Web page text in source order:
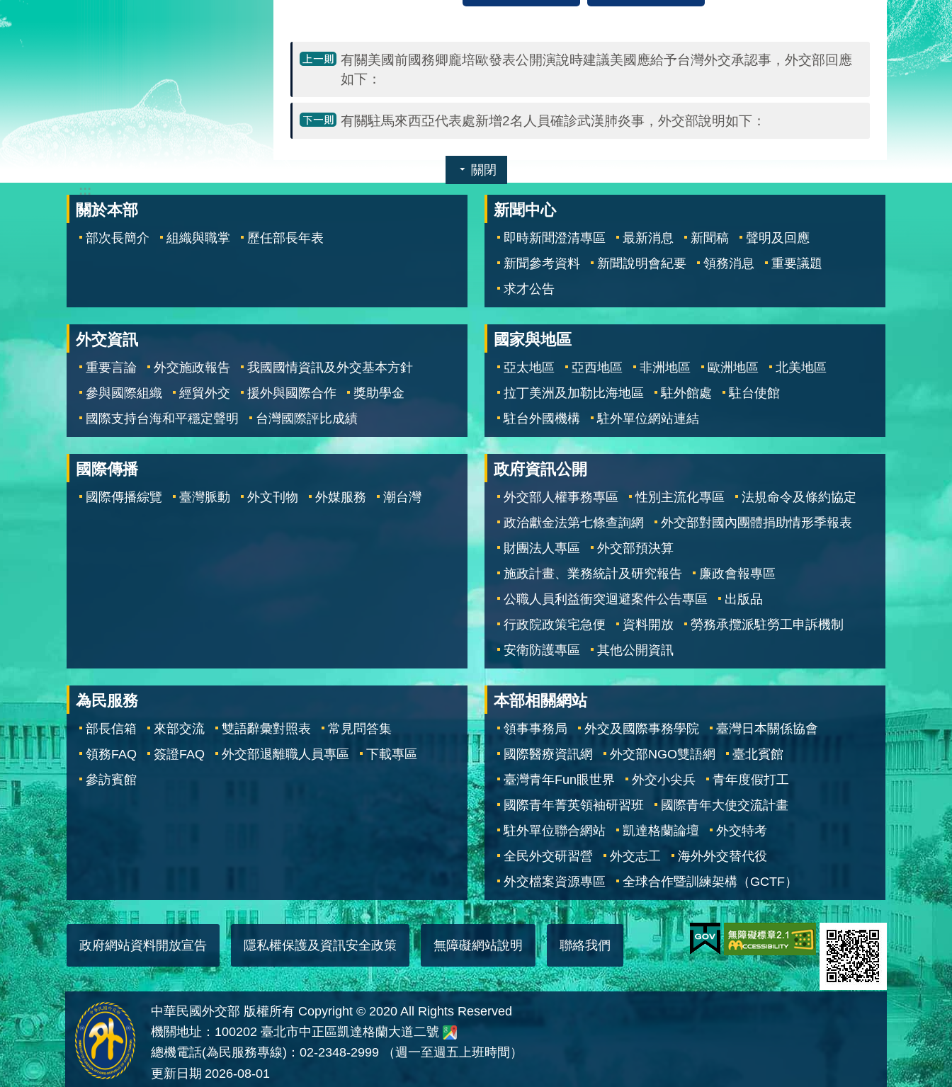
有關美國前國務卿龐培歐發表公開演說時建議美國應給予台灣外交承認事，外交部回應
如下：
有關駐馬來西亞代表處新增2名人員確診武漢肺炎事，外交部說明如下：
關閉
:::
關於本部
部次長簡介 組織與職掌 歷任部長年表
新聞中心
即時新聞澄清專區 最新消息 新聞稿
聲明及回應
新聞參考資料
新聞說明會紀要 領務消息
重要議題
求才公告
外交資訊
重要言論 外交施政報告
我國國情資訊及外交基本方針
參與國際組織
經貿外交 援外與國際合作
獎助學金
國際支持台海和平穩定聲明
台灣國際評比成績
國家與地區
亞太地區 亞西地區 非洲地區 歐洲地區
北美地區
拉丁美洲及加勒比海地區
駐外館處
駐台使館
駐台外國機構
駐外單位網站連結
國際傳播
國際傳播綜覽 臺灣脈動 外文刊物 外媒服務 潮台灣
政府資訊公開
外交部人權事務專區 性別主流化專區
法規命令及條約協定
政治獻金法第七條查詢網
外交部對國內團體捐助情形季報表
財團法人專區
外交部預決算
施政計畫、業務統計及研究報告
廉政會報專區
公職人員利益衝突迴避案件公告專區
出版品
行政院政策宅急便
資料開放
勞務承攬派駐勞工申訴機制
安衛防護專區
其他公開資訊
為民服務
部長信箱 來部交流 雙語辭彙對照表
常見問答集
領務FAQ
簽證FAQ 外交部退離職人員專區
下載專區
參訪賓館
本部相關網站
領事事務局 外交及國際事務學院
臺灣日本關係協會
國際醫療資訊網
外交部NGO雙語網
臺北賓館
臺灣青年Fun眼世界
外交小尖兵
青年度假打工
國際青年菁英領袖研習班
國際青年大使交流計畫
駐外單位聯合網站
凱達格蘭論壇
外交特考
全民外交研習營
外交志工
海外外交替代役
外交檔案資源專區
全球合作暨訓練架構（GCTF）
政府網站資料開放宣告 隱私權保護及資訊安全政策 無障礙網站說明 聯絡我們
中華民國外交部 版權所有 Copyright © 2020 All Rights Reserved
機關地址：100202 臺北市中正區凱達格蘭大道二號
總機電話(為民服務專線)：02-2348-2999 （週一至週五上班時間）
更新日期 2026-08-01